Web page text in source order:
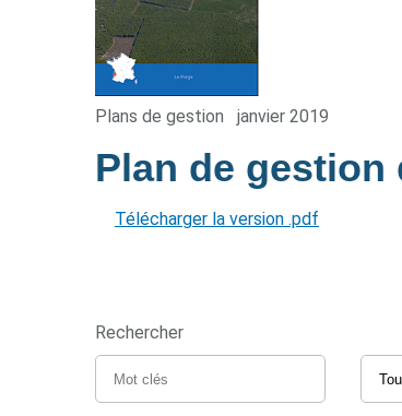
Plans de gestion janvier 2019
Plan de gestion
Télécharger la version .pdf
Rechercher